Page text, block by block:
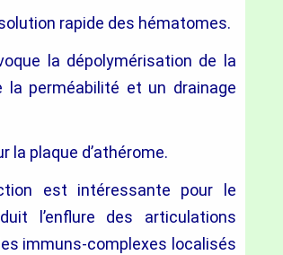
rapide des hématomes.
la dépolymérisation de la
perméabilité et un drainage
la plaque d’athérome.
est intéressante pour le
l’enflure des articulations
immuns-complexes localisés